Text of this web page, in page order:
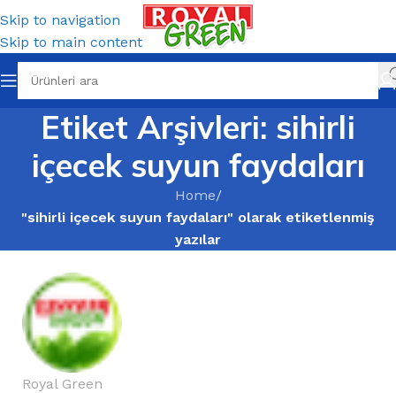
Skip to navigation
Skip to main content
Etiket Arşivleri: sihirli
içecek suyun faydaları
Home/
"sihirli içecek suyun faydaları" olarak etiketlenmiş
yazılar
Royal Green